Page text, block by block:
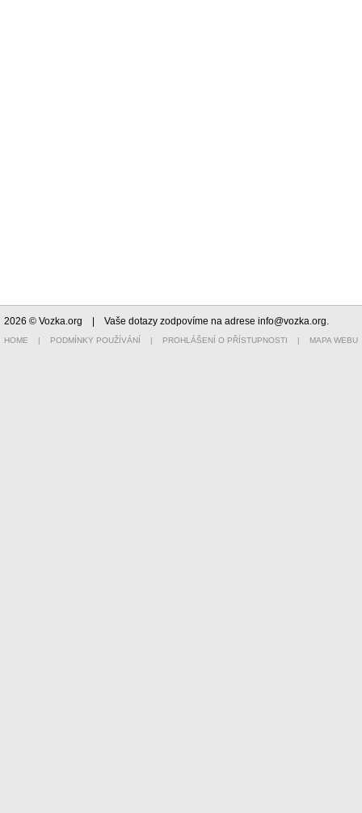
2026 © Vozka.org | Vaše dotazy zodpovíme na adrese info@vozka.org.
HOME | PODMÍNKY POUŽÍVÁNÍ | PROHLÁŠENÍ O PŘÍSTUPNOSTI | MAPA WEBU